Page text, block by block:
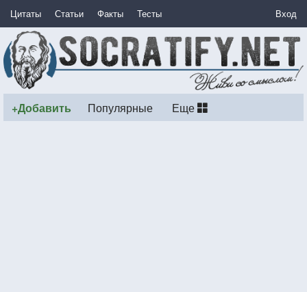
Цитаты Статьи Факты Тесты Вход
+Добавить Популярные Еще